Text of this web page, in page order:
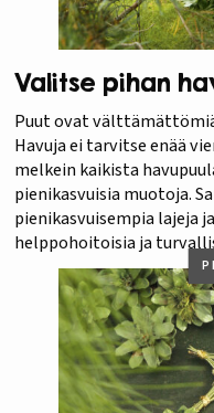
Valitse pihan
Puut ovat
Havuja ei tarvitse enää
melkein kaikista
pienikasvuisia muotoja.
pienikasvuisempia lajeja
helppohoitoisia ja